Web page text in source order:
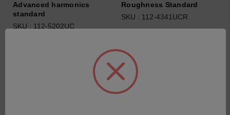
Advanced harmonics
standard
SKU : 112-5202UC
Roughness Standard
SKU : 112-4341UCR